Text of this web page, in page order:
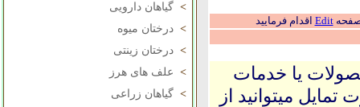
> گیاهان دارویی
> درختان میوه
> درختان زینتی
> علف های هرز
> گیاهان زراعی
صفحهEdit اقدام فرمایید
یا خدمات
میتوانید از